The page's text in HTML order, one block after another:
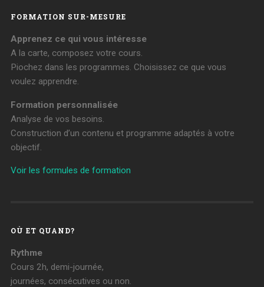
FORMATION SUR-MESURE
Apprenez ce qui vous intéresse
A la carte, composez votre cours.
Piochez dans les programmes. Choisissez ce que vous
voulez apprendre.
Formation personnalisée
Analyse de vos besoins.
Construction d’un contenu et programme adaptés à votre
objectif.
Voir les formules de formation
OÙ ET QUAND?
Rythme
Cours 2h, demi-journée,
journées, consécutives ou non.